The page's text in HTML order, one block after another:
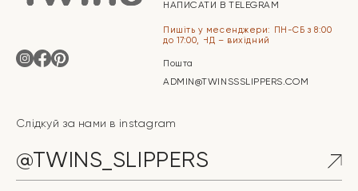
НАПИСАТИ В TELEGRAM
Пишіть у месенджери: ПН-СБ з 8:00
до 17:00, НД – вихідний
Пошта
ADMIN@TWINSSSLIPPERS.COM
Слідкуй за нами в instagram
@TWINS_SLIPPERS